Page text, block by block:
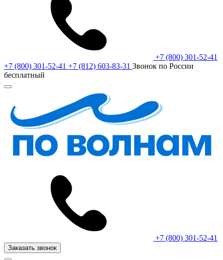
+7 (800) 301-52-41
+7 (800) 301-52-41 +7 (812) 603-83-31 Звонок по России
бесплатный
+7 (800) 301-52-41
Заказать звонок